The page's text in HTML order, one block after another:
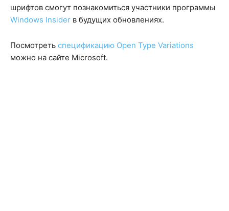
шрифтов смогут познакомиться участники программы
Windows Insider в будущих обновлениях.
Посмотреть спецификацию Open Type Variations
можно на сайте Microsoft.